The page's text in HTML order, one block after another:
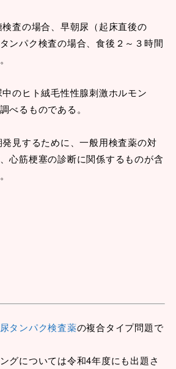
査の場合、早朝尿（起床直後の
ンパク検査の場合、食後２～３時間
のヒト絨毛性性腺刺激ホルモン
べるものである。
見するために、一般用検査薬の対
心筋梗塞の診断に関係するものが含
タンパク検査薬の複合タイプ問題で
グについては令和4年度にも出題さ